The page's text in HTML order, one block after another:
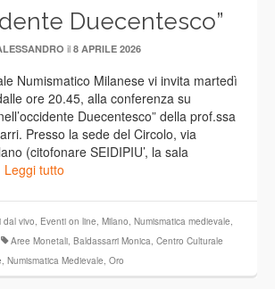
Duecentesco”
il 8 APRILE 2026
Numismatico Milanese vi invita martedì
ore 20.45, alla conferenza su
Duecentesco” della prof.ssa
Presso la sede del Circolo, via
(citofonare SEIDIPIU’, la sala
Leggi tutto
dal vivo, Eventi on line, Milano, Numismatica medievale,
Aree Monetali, Baldassarri Monica, Centro Culturale
, Numismatica Medievale, Oro